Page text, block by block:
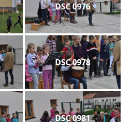
DSC 0976
DSC 0978
DSC 0981